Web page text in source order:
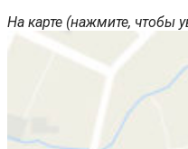
На карте (нажмите, чтобы